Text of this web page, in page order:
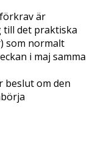
är
till det praktiska
som normalt
i maj samma
om den